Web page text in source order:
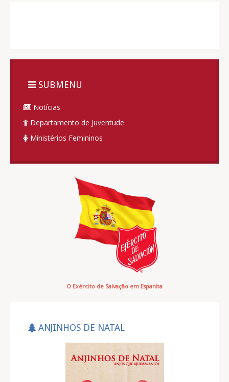
SUBMENU
Notícias
Departamento de Juventude
Ministérios Femininos
O Exército de Salvação em Espanha
ANJINHOS DE NATAL